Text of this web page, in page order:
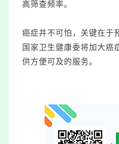
高筛查频率。
癌症并不可怕，关键在于
国家卫生健康委将加大癌
供方便可及的服务。